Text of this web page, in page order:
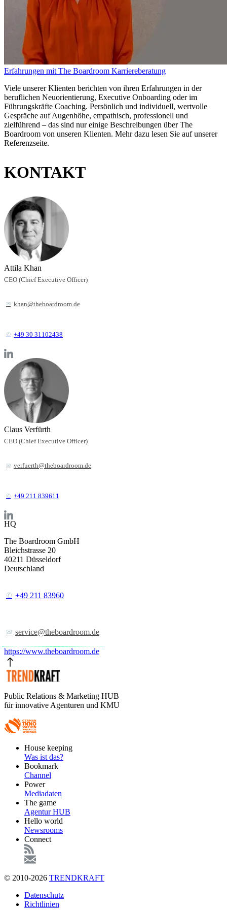
Erfahrungen mit The Boardroom Karriereberatung
Viele unserer Klienten berichten von ihren Erfahrungen in der
beruflichen Neuorientierung, Executive Onboarding oder im
Führungskräfte Coaching. Persönlich und individuell, wertvolle
Gespräche auf Augenhöhe, empathisch, professionell und
zielführend – das sind nur einige Beschreibungen über The
Boardroom von unseren Klienten. Mehr dazu lesen Sie auf unserer
Referenzseite.
KONTAKT
Attila Khan
CEO (Chief Executive Officer)
khan@theboardroom.de
+49 30 31102438
Claus Verfürth
CEO (Chief Executive Officer)
verfuerth@theboardroom.de
+49 211 839611
HQ
The Boardroom GmbH
Bleichstrasse 20
40211 Düsseldorf
Deutschland
+49 211 83960
service@theboardroom.de
https://www.theboardroom.de
Public Relations & Marketing HUB
für innovative Agenturen und KMU
FooterHouse keeping
Was ist das?
Bookmark
Channel
Power
Mediadaten
The game
Agentur HUB
Hello world
Newsrooms
Connect
© 2010-2026 TRENDKRAFT
FußzeileDatenschutz
Richtlinien